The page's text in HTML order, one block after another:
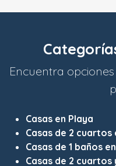
Encuentra
Casas en Playa
Casas de 2 cuartos
Casas de 1 baños
Casas de 2 cuartos